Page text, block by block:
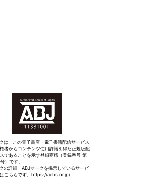
は、この電子書店・電子書籍配信サービス
者からコンテンツ使用許諾を得た正規版配
であることを示す登録商標（登録番号 第
）です。
の詳細、ABJマークを掲示しているサービ
こちらです。 https://aebs.or.jp/